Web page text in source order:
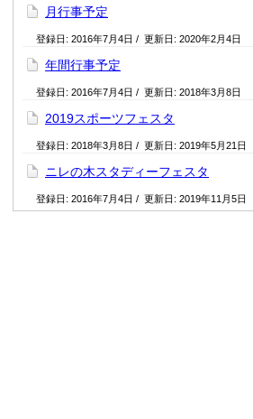
月行事予定
登録日: 2016年7月4日 / 更新日: 2020年2月4日
年間行事予定
登録日: 2016年7月4日 / 更新日: 2018年3月8日
2019スポーツフェスタ
登録日: 2018年3月8日 / 更新日: 2019年5月21日
ニレの木スタディーフェスタ
登録日: 2016年7月4日 / 更新日: 2019年11月5日